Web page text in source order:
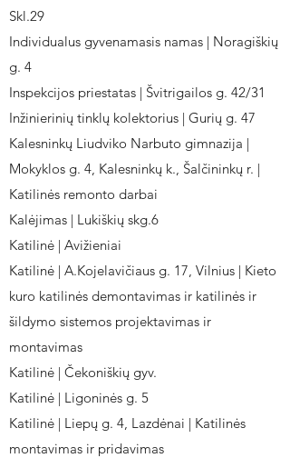
Skl.29
Individualus gyvenamasis namas | Noragiškių
g. 4
Inspekcijos priestatas | Švitrigailos g. 42/31
Inžinierinių tinklų kolektorius | Gurių g. 47
Kalesninkų Liudviko Narbuto gimnazija |
Mokyklos g. 4, Kalesninkų k., Šalčininkų r. |
Katilinės remonto darbai
Kalėjimas | Lukiškių skg.6
Katilinė | Avižieniai
Katilinė | A.Kojelavičiaus g. 17, Vilnius | Kieto
kuro katilinės demontavimas ir katilinės ir
šildymo sistemos projektavimas ir
montavimas
Katilinė | Čekoniškių gyv.
Katilinė | Ligoninės g. 5
Katilinė | Liepų g. 4, Lazdėnai | Katilinės
montavimas ir pridavimas